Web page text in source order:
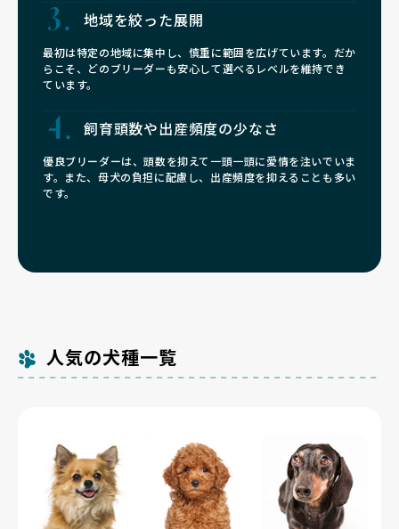
地域を絞った展開
最初は特定の地域に集中し、慎重に範囲を広げています。だか
らこそ、どのブリーダーも安心して選べるレベルを維持でき
ています。
飼育頭数や出産頻度の少なさ
優良ブリーダーは、頭数を抑えて一頭一頭に愛情を注いでいま
す。また、母犬の負担に配慮し、出産頻度を抑えることも多い
です。
人気の犬種一覧